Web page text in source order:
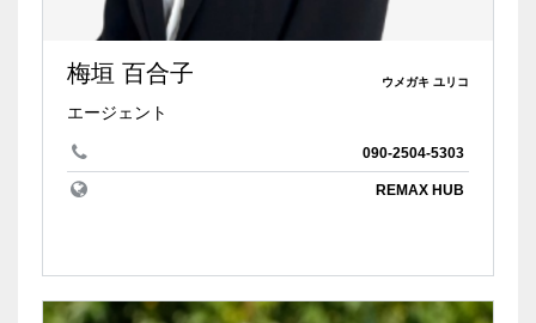
梅垣 百合子 ウメガキ ユリコ
エージェント
090-2504-5303
REMAX HUB